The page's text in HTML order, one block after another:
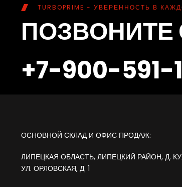
TURBOPRIME - УВЕРЕННОСТЬ В
ПОЗВОНИТЕ
+7-900-591-
ОСНОВНОЙ СКЛАД И ОФИС ПРОДАЖ:
ЛИПЕЦКАЯ ОБЛАСТЬ, ЛИПЕЦКИЙ РАЙОН, Д.
УЛ. ОРЛОВСКАЯ, Д. 1